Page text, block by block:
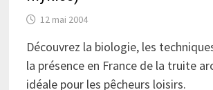
12 mai 2004
Découvrez la biologie, les
la présence en France de la truite
idéale pour les pêcheurs loisirs.